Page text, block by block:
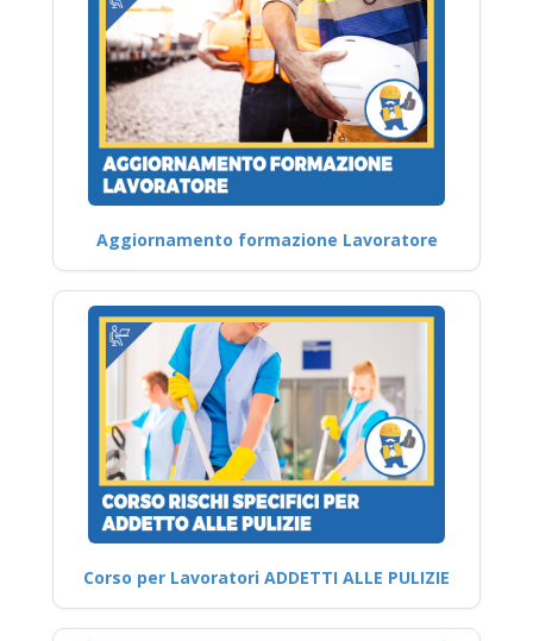
Aggiornamento formazione Lavoratore
Corso per Lavoratori ADDETTI ALLE PULIZIE